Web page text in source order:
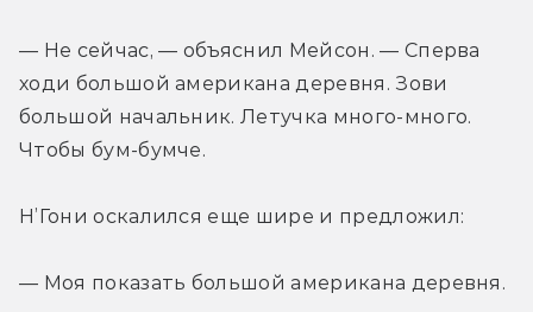
— Не сейчас, — объяснил Мейсон. — Сперва
ходи большой американа деревня. Зови
большой начальник. Летучка много-много.
Чтобы бум-бумче.
Н’Гони оскалился еще шире и предложил:
— Моя показать большой американа деревня.